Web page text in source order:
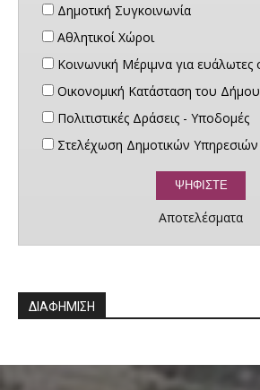
Δημοτική Συγκοινωνία
Αθλητικοί Χώροι
Κοινωνική Μέριμνα για ευάλωτες
Οικονομική Κατάσταση του Δήμου
Πολιτιστικές Δράσεις - Υποδομές
Στελέχωση Δημοτικών Υπηρεσιών
Αποτελέσματα
ΔΙΑΦΗΜΙΣΗ